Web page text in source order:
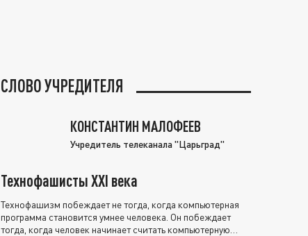
СЛОВО УЧРЕДИТЕЛЯ
КОНСТАНТИН МАЛОФЕЕВ
Учредитель телеканала "Царьград"
Технофашисты XXI века
Технофашизм побеждает не тогда, когда компьютерная
программа становится умнее человека. Он побеждает
тогда, когда человек начинает считать компьютерную